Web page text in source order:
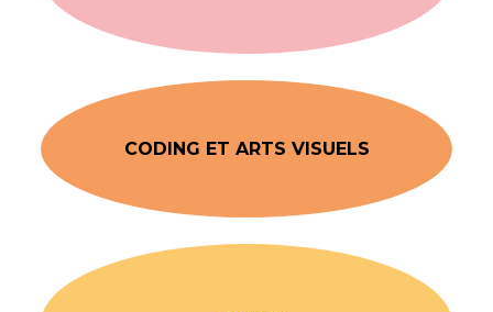
CODING ET ARTS VISUELS